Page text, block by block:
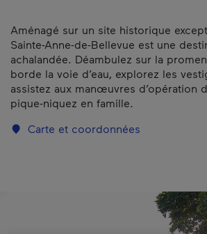
Aménagé sur un site historique
Sainte-Anne-de-Bellevue est une
achalandée. Déambulez sur la
borde la voie d’eau, explorez les
assistez aux manœuvres d’opération
pique-niquez en famille.
Carte et coordonnées